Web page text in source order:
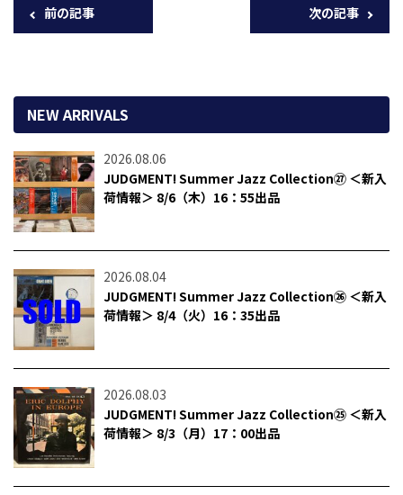
前の記事 次の記事
NEW ARRIVALS
2026.08.06
JUDGMENT! Summer Jazz Collection㉗ ＜新入
荷情報＞ 8/6（木）16：55出品
2026.08.04
JUDGMENT! Summer Jazz Collection㉖ ＜新入
荷情報＞ 8/4（火）16：35出品
2026.08.03
JUDGMENT! Summer Jazz Collection㉕ ＜新入
荷情報＞ 8/3（月）17：00出品